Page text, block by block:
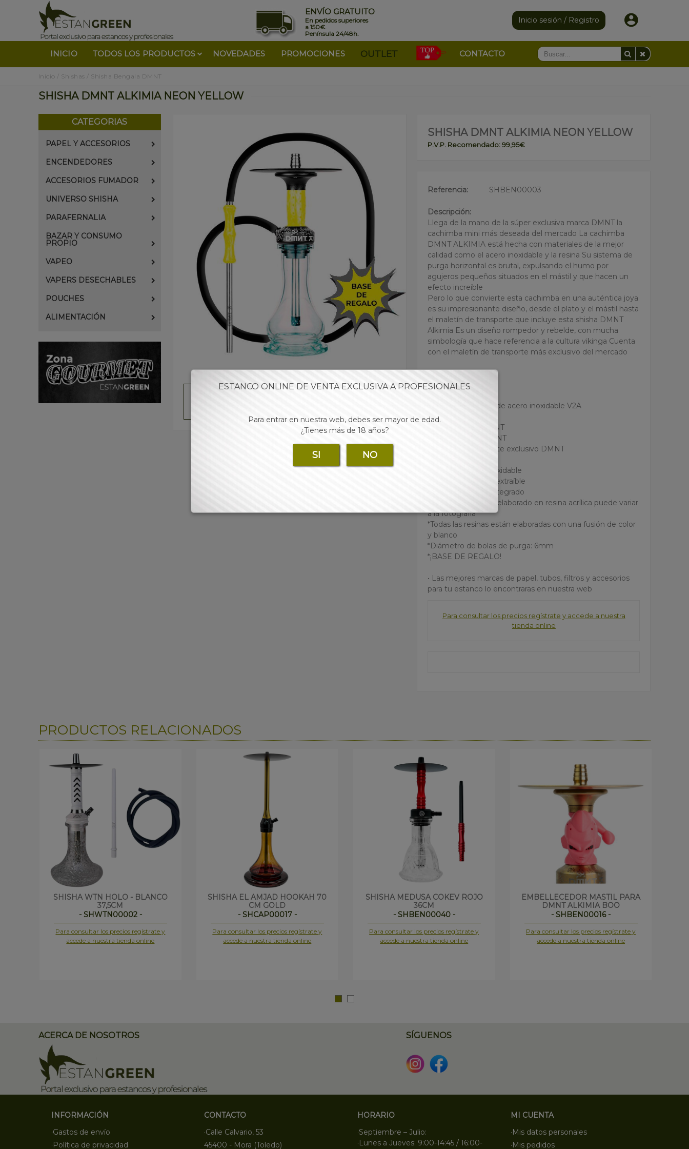
ENVÍO GRATUITO
En pedidos superiores
a 150€.
Península 24/48h.
Inicio sesión / Registro
INICIO TODOS LOS PRODUCTOS NOVEDADES PROMOCIONES OUTLET CONTACTO
Inicio Shishas Shisha Bengala DMNT
SHISHA DMNT ALKIMIA NEON YELLOW
CATEGORIAS
PAPEL Y ACCESORIOS
ENCENDEDORES
ACCESORIOS FUMADOR
UNIVERSO SHISHA
PARAFERNALIA
BAZAR Y CONSUMO
PROPIO
VAPEO
VAPERS DESECHABLES
POUCHES
ALIMENTACIÓN
SHISHA DMNT ALKIMIA NEON YELLOW
P.V.P. Recomendado: 99,95€
Referencia: SHBEN00003
Descripción:
Llega de la mano de la súper exclusiva marca DMNT la
cachimba mini más deseada del mercado La cachimba
DMNT ALKIMIA está hecha con materiales de la mejor
calidad como el acero inoxidable y la resina Su sistema de
purga horizontal es brutal, expulsando el humo por
agujeros pequeños situados en el mástil y que hacen un
efecto increíble
Pero lo que convierte esta cachimba en una auténtica joya
es su impresionante diseño, desde el plato y el mástil hasta
el maletín de transporte que incluye esta shisha DMNT
Alkimia Es un diseño rompedor y rebelde, con mucha
simbología que hace referencia a la cultura vikinga Cuenta
con el maletín de transporte más exclusivo del mercado
Base
Tubo de inmersión de acero inoxidable V2A
Manguera silicona
Boquilla resina DMNT
Plato exclusivo DMNT
Maletín de transporte exclusivo DMNT
Pinzas de acero inoxidable
Difusor de plástico extraíble
Recoge melazas integrado
*Al ser un producto elaborado en resina acrílica puede variar
a la fotografía
*Todas las resinas están elaboradas con una fusión de color
y blanco
*Diámetro de bolas de purga: 6mm
*¡BASE DE REGALO!
• Las mejores marcas de papel, tubos, filtros y accesorios
para tu estanco lo encontraras en nuestra web
Para consultar los precios regístrate y accede a nuestra
tienda online
PRODUCTOS RELACIONADOS
SHISHA WTN HOLO - BLANCO
37,5CM
- SHWTN00002 -
Para consultar los precios regístrate y
accede a nuestra tienda online
SHISHA EL AMJAD HOOKAH 70
CM GOLD
- SHCAP00017 -
Para consultar los precios regístrate y
accede a nuestra tienda online
SHISHA MEDUSA COKEV ROJO
36CM
- SHBEN00040 -
Para consultar los precios regístrate y
accede a nuestra tienda online
EMBELLECEDOR MASTIL PARA
DMNT ALKIMIA BOO
- SHBEN00016 -
Para consultar los precios regístrate y
accede a nuestra tienda online
ACERCA DE NOSOTROS SÍGUENOS
INFORMACIÓN
·Gastos de envío
·Política de privacidad
CONTACTO
·Calle Calvario, 53
45400 - Mora (Toledo)
HORARIO
·Septiembre – Julio:
·Lunes a Jueves: 9:00-14:45 / 16:00-
MI CUENTA
·Mis datos personales
·Mis pedidos
ESTANCO ONLINE DE VENTA EXCLUSIVA A PROFESIONALES
Para entrar en nuestra web, debes ser mayor de edad.
¿Tienes más de 18 años?
SI NO